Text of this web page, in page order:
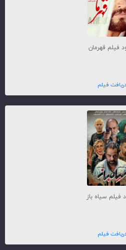
فیلم قهرمان
دریافت فیلم
فیلم سیاه باز
دریافت فیلم